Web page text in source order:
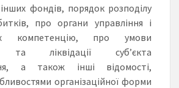
фондів, порядок розподілу
про органи управління і
компетенцію, про умови
та ліквідації суб’єкта
а також інші відомості,
організаційної форми